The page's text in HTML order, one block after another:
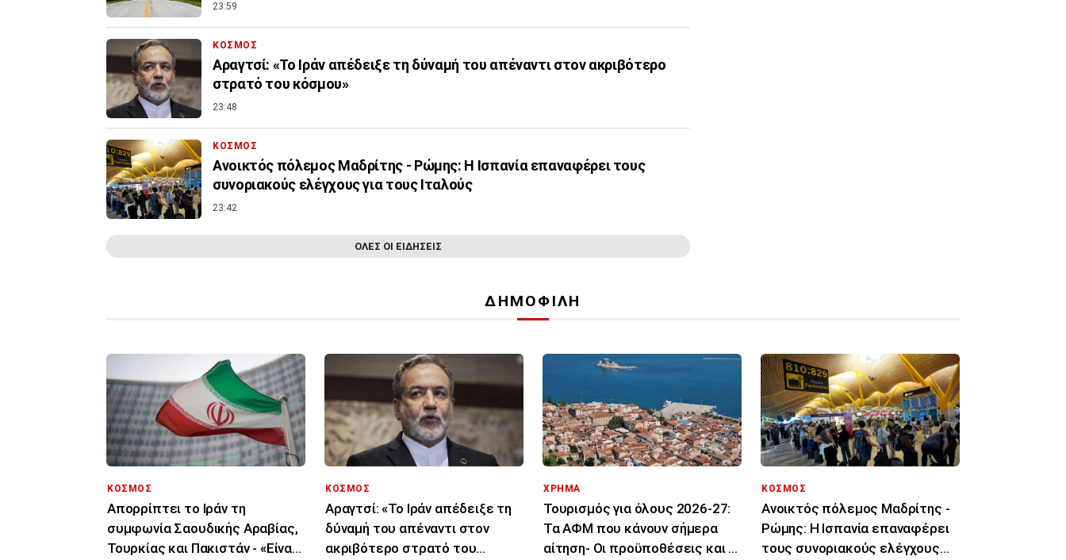
23:59
ΚΟΣΜΟΣ
Αραγτσί: «Το Ιράν απέδειξε τη δύναμή του απέναντι στον ακριβότερο
στρατό του κόσμου»
23:48
ΚΟΣΜΟΣ
Ανοικτός πόλεμος Μαδρίτης - Ρώμης: Η Ισπανία επαναφέρει τους
συνοριακούς ελέγχους για τους Ιταλούς
23:42
ΟΛΕΣ ΟΙ ΕΙΔΗΣΕΙΣ
ΔΗΜΟΦΙΛΗ
ΚΟΣΜΟΣ
Απορρίπτει το Ιράν τη
συμφωνία Σαουδικής Αραβίας,
Τουρκίας και Πακιστάν - «Είναι
ΚΟΣΜΟΣ
Αραγτσί: «Το Ιράν απέδειξε τη
δύναμή του απέναντι στον
ακριβότερο στρατό του
ΧΡΗΜΑ
Τουρισμός για όλους 2026-27:
Τα ΑΦΜ που κάνουν σήμερα
αίτηση- Οι προϋποθέσεις και οι
ΚΟΣΜΟΣ
Ανοικτός πόλεμος Μαδρίτης -
Ρώμης: Η Ισπανία επαναφέρει
τους συνοριακούς ελέγχους